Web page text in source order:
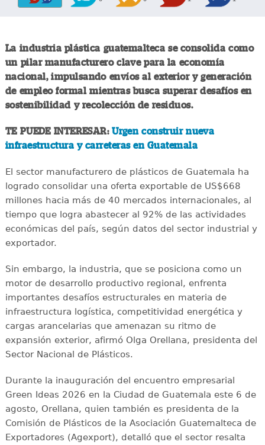
La industria plástica guatemalteca se consolida como
un pilar manufacturero clave para la economía
nacional, impulsando envíos al exterior y generación
de empleo formal mientras busca superar desafíos en
sostenibilidad y recolección de residuos.
TE PUEDE INTERESAR:Urgen construir nueva
infraestructura y carreteras en Guatemala
El sector manufacturero de plásticos de Guatemala ha
logrado consolidar una oferta exportable de US$668
millones hacia más de 40 mercados internacionales, al
tiempo que logra abastecer al 92% de las actividades
económicas del país, según datos del sector industrial y
exportador.
Sin embargo, la industria, que se posiciona como un
motor de desarrollo productivo regional, enfrenta
importantes desafíos estructurales en materia de
infraestructura logística, competitividad energética y
cargas arancelarias que amenazan su ritmo de
expansión exterior, afirmó Olga Orellana, presidenta del
Sector Nacional de Plásticos.
Durante la inauguración del encuentro empresarial
Green Ideas 2026 en la Ciudad de Guatemala este 6 de
agosto, Orellana, quien también es presidenta de la
Comisión de Plásticos de la Asociación Guatemalteca de
Exportadores (Agexport), detalló que el sector resalta